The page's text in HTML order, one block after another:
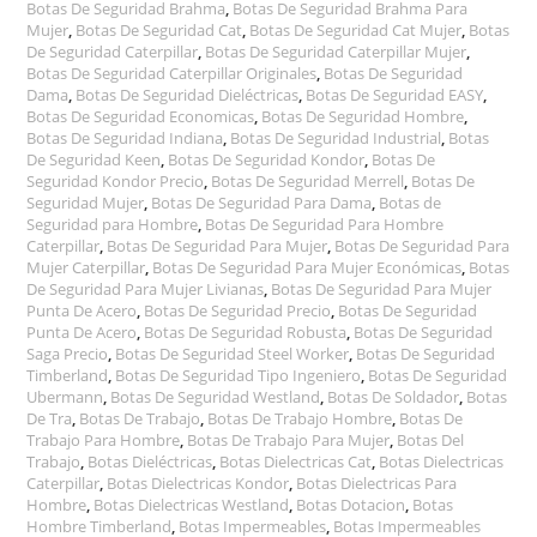
Botas De Seguridad Brahma, Botas De Seguridad Brahma Para
Mujer, Botas De Seguridad Cat, Botas De Seguridad Cat Mujer, Botas
De Seguridad Caterpillar, Botas De Seguridad Caterpillar Mujer,
Botas De Seguridad Caterpillar Originales, Botas De Seguridad
Dama, Botas De Seguridad Dieléctricas, Botas De Seguridad EASY,
Botas De Seguridad Economicas, Botas De Seguridad Hombre,
Botas De Seguridad Indiana, Botas De Seguridad Industrial, Botas
De Seguridad Keen, Botas De Seguridad Kondor, Botas De
Seguridad Kondor Precio, Botas De Seguridad Merrell, Botas De
Seguridad Mujer, Botas De Seguridad Para Dama, Botas de
Seguridad para Hombre, Botas De Seguridad Para Hombre
Caterpillar, Botas De Seguridad Para Mujer, Botas De Seguridad Para
Mujer Caterpillar, Botas De Seguridad Para Mujer Económicas, Botas
De Seguridad Para Mujer Livianas, Botas De Seguridad Para Mujer
Punta De Acero, Botas De Seguridad Precio, Botas De Seguridad
Punta De Acero, Botas De Seguridad Robusta, Botas De Seguridad
Saga Precio, Botas De Seguridad Steel Worker, Botas De Seguridad
Timberland, Botas De Seguridad Tipo Ingeniero, Botas De Seguridad
Ubermann, Botas De Seguridad Westland, Botas De Soldador, Botas
De Tra, Botas De Trabajo, Botas De Trabajo Hombre, Botas De
Trabajo Para Hombre, Botas De Trabajo Para Mujer, Botas Del
Trabajo, Botas Dieléctricas, Botas Dielectricas Cat, Botas Dielectricas
Caterpillar, Botas Dielectricas Kondor, Botas Dielectricas Para
Hombre, Botas Dielectricas Westland, Botas Dotacion, Botas
Hombre Timberland, Botas Impermeables, Botas Impermeables